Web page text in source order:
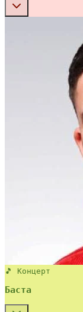
🎵 Концерт
Баста